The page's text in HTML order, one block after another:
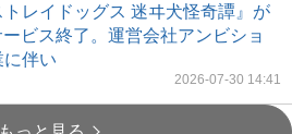
トレイドッグス 迷ヰ犬怪奇譚』が
ビス終了。運営会社アンビショ
に伴い
2026-07-30 14:41